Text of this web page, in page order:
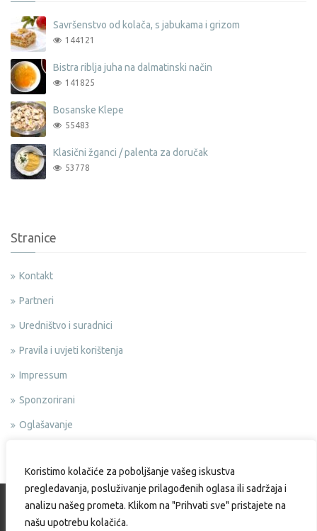
Koristimo kolačiće za poboljšanje vašeg iskustva
pregledavanja, posluživanje prilagođenih oglasa ili sadržaja i
analizu našeg prometa. Klikom na "Prihvati sve" pristajete na
našu upotrebu kolačića.
Savršenstvo od kolača, s jabukama i grizom
144121
Bistra riblja juha na dalmatinski način
141825
Bosanske Klepe
55483
Klasični žganci / palenta za doručak
53778
Stranice
Kontakt
Partneri
Uredništvo i suradnici
Pravila i uvjeti korištenja
Impressum
Sponzorirani
Oglašavanje